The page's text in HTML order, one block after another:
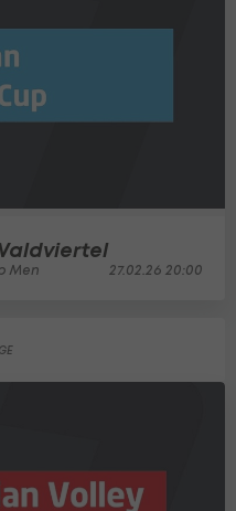
Men 27.02.26 20:00